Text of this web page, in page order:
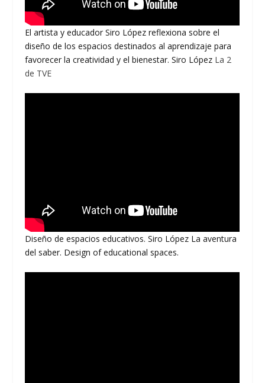
El artista y educador Siro López reflexiona sobre el
diseño de los espacios destinados al aprendizaje para
favorecer la creatividad y el bienestar. Siro López La 2
de TVE
Diseño de espacios educativos. Siro López La aventura
del saber. Design of educational spaces.